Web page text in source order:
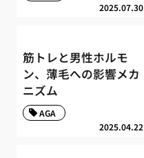
2025.07.30
筋トレと男性ホルモ
ン、薄毛への影響メカ
ニズム
2025.04.22
AGA